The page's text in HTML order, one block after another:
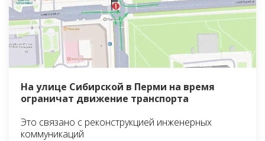
На улице Сибирской в Перми на время
ограничат движение транспорта
Это связано с реконструкцией инженерных
коммуникаций